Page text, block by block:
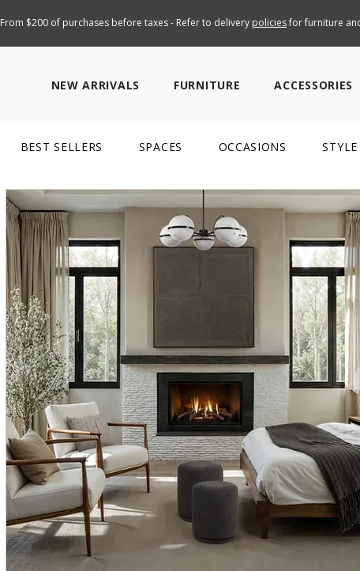
From $200 of purchases before taxes - Refer to delivery policiesfor furniture
NEW ARRIVALS FURNITURE ACCESSORIES
BEST SELLERS SPACES OCCASIONS STYLE